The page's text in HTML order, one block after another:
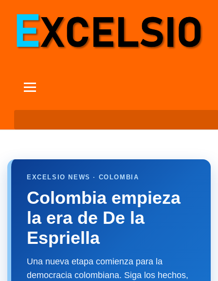
EXCELSIO NEWS · COLOMBIA
Colombia empieza
la era de De la
Espriella
Una nueva etapa comienza para la
democracia colombiana. Siga los hechos,